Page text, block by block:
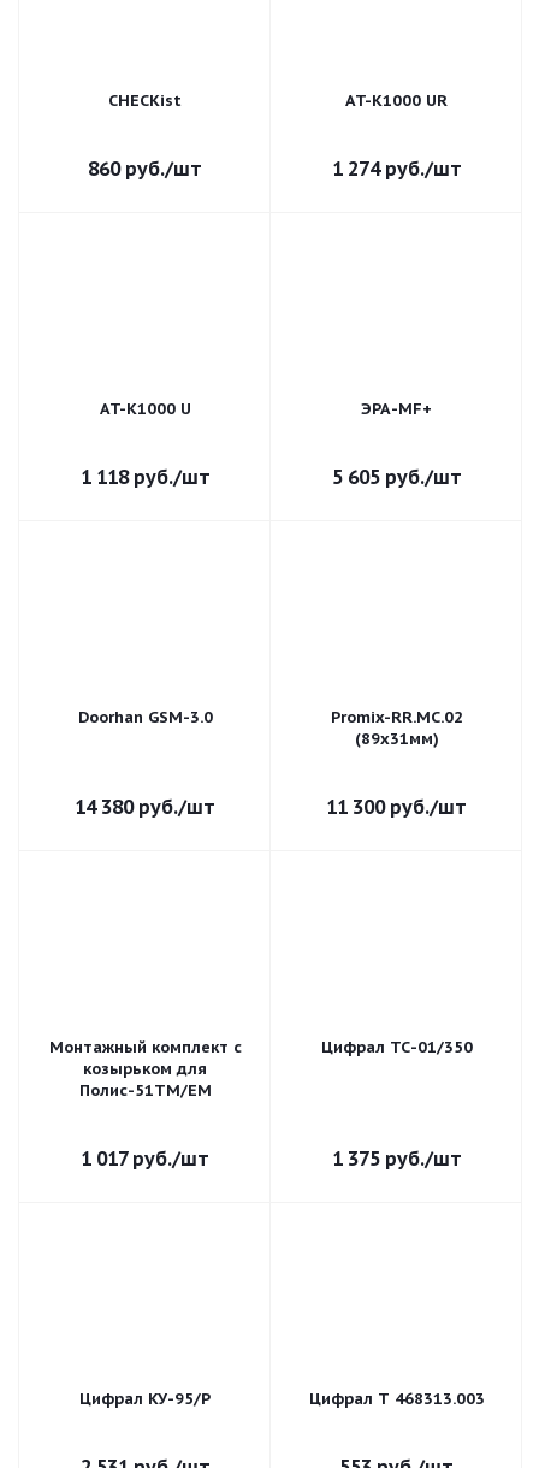
CHECKist
860руб./шт
AT-K1000 UR
1 274руб./шт
AT-K1000 U
1 118руб./шт
ЭРА-MF+
5 605руб./шт
Doorhan GSM-3.0
14 380руб./шт
Promix-RR.MC.02
(89х31мм)
11 300руб./шт
Монтажный комплект с
козырьком для
Полис-51ТМ/ЕМ
1 017руб./шт
Цифрал ТС-01/350
1 375руб./шт
Цифрал КУ-95/Р Цифрал Т 468313.003